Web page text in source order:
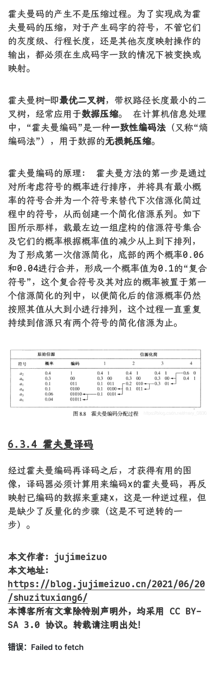
霍夫曼码的产生不是压缩过程。为了实现成为霍
夫曼码的压缩，对于产生码字的符号，不管它们
的灰度级、行程长度，还是其他灰度映射操作的
输出，都必须在生成码字一致的情况下被变换或
映射。
霍夫曼树─即最优二叉树，带权路径长度最小的二
叉树，经常应用于数据压缩。 在计算机信息处理
中，“霍夫曼编码”是一种一致性编码法 （又称“熵
编码法”），用于数据的无损耗压缩。
霍夫曼编码的原理： 霍夫曼方法的第一步是通过
对所考虑符号的概率进行排序，并将具有最小概
率的符号合并为一个符号来替代下次信源化简过
程中的符号，从而创建一个简化信源系列。如下
图所示那样，载最左边一组虚构的信源符号集合
及它们的概率根据概率值的减少从上到下排列，
为了形成第一次信源简化，底部的两个概率0.06
和0.04进行合并，形成一个概率值为0.1的“复合
符号”，这个复合符号及其对应的概率被置于第一
个信源简化的列中，以便简化后的信源概率仍然
按照其值从大到小进行排列，这个过程一直重复
持续到信源只有两个符号的简化信源为止。
6.3.4 霍夫曼译码
经过霍夫曼编码再译码之后，才获得有用的图
像，译码器必须计算用来编码x的霍夫曼码，再反
映射已编码的数据来重建x，这是一种逆过程，但
是缺少了反量化的步骤（这是不可逆转的一
步）。
本文作者：jujimeizuo
本文地址：
https://blog.jujimeizuo.cn/2021/06/20
/shuzituxiang6/
本博客所有文章除特别声明外，均采用 CC BY-
SA 3.0 协议。转载请注明出处！